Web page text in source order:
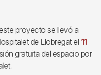
proyecto se llevó a
de Llobregat el 11
gratuita del espacio por